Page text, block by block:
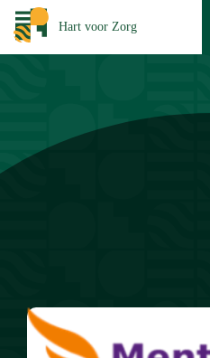
Hart voor Zorg